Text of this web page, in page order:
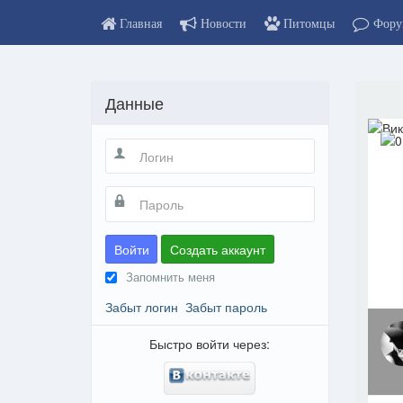
Главная Новости Питомцы
Данные
Войти Создать аккаунт
Запомнить меня
Забыт логин Забыт пароль
Быстро войти через: